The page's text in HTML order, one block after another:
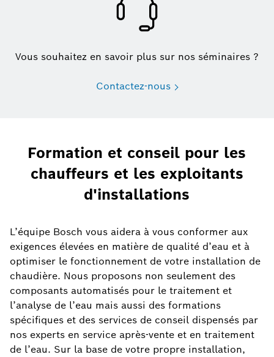
Vous souhaitez en savoir plus sur nos séminaires ?
Contactez-nous
Formation et conseil pour les
chauffeurs et les exploitants
d'installations
L’équipe Bosch vous aidera à vous conformer aux
exigences élevées en matière de qualité d’eau et à
optimiser le fonctionnement de votre installation de
chaudière. Nous proposons non seulement des
composants automatisés pour le traitement et
l’analyse de l’eau mais aussi des formations
spécifiques et des services de conseil dispensés par
nos experts en service après-vente et en traitement
de l’eau. Sur la base de votre propre installation,